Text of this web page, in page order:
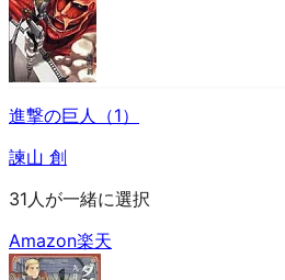
進撃の巨人（1）
諫山 創
31人が一緒に選択
Amazon楽天